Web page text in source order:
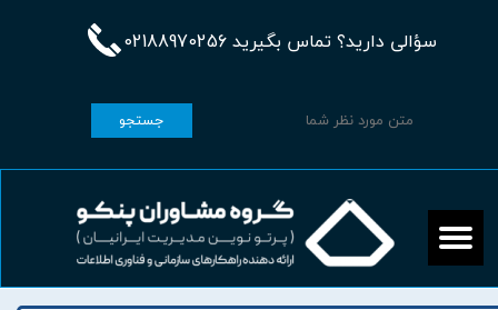
سؤالی دارید؟ تماس بگیرید 02188970256
جستجو